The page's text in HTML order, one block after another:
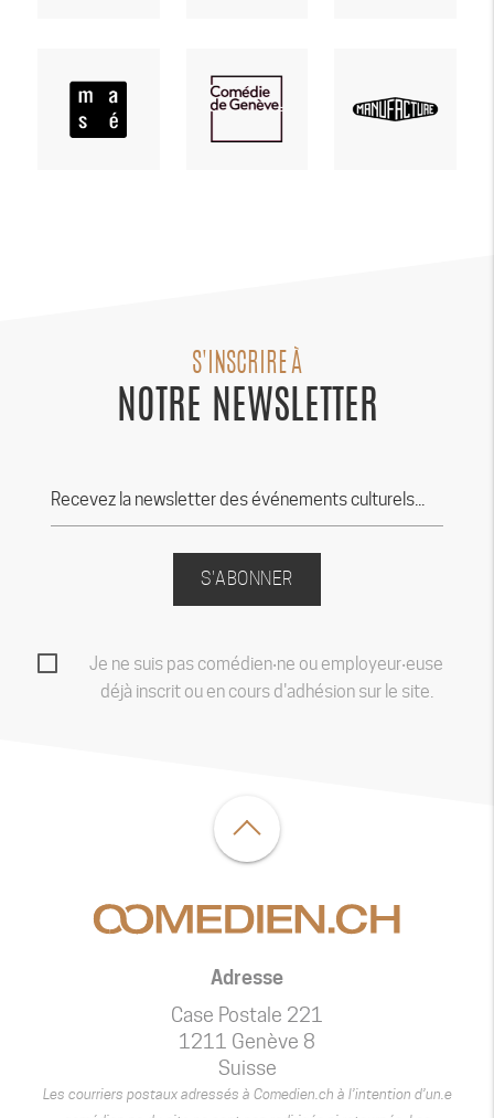
S'INSCRIRE À
NOTRE NEWSLETTER
S'ABONNER
Je ne suis pas comédien‧ne ou employeur‧euse
déjà inscrit ou en cours d'adhésion sur le site.
Adresse
Case Postale 221
1211 Genève 8
Suisse
Les courriers postaux adressés à Comedien.ch à l’intention d’un.e